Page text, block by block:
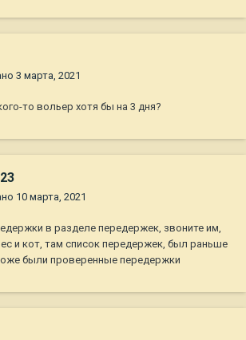
3 марта, 2021
то вольер хотя бы на 3 дня?
10 марта, 2021
в разделе передержек, звоните им,
и кот, там список передержек, был раньше
были проверенные передержки